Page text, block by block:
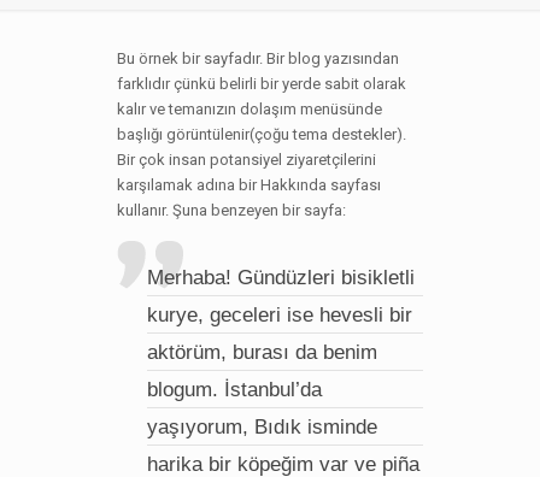
Bu örnek bir sayfadır. Bir blog yazısından
farklıdır çünkü belirli bir yerde sabit olarak
kalır ve temanızın dolaşım menüsünde
başlığı görüntülenir(çoğu tema destekler).
Bir çok insan potansiyel ziyaretçilerini
karşılamak adına bir Hakkında sayfası
kullanır. Şuna benzeyen bir sayfa:
Merhaba! Gündüzleri bisikletli
kurye, geceleri ise hevesli bir
aktörüm, burası da benim
blogum. İstanbul’da
yaşıyorum, Bıdık isminde
harika bir köpeğim var ve piña